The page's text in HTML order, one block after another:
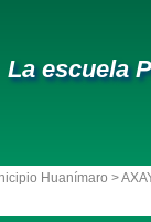
La escuela
Huanímaro >